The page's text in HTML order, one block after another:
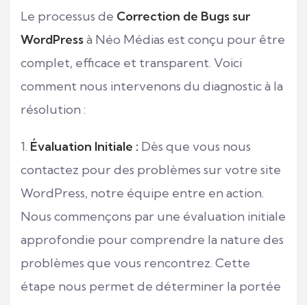
Le processus de Correction de Bugs sur
WordPressà Néo Médias est conçu pour être
complet, efficace et transparent. Voici
comment nous intervenons du diagnostic à la
résolution :
Évaluation Initiale : Dès que vous nous
contactez pour des problèmes sur votre site
WordPress, notre équipe entre en action.
Nous commençons par une évaluation initiale
approfondie pour comprendre la nature des
problèmes que vous rencontrez. Cette
étape nous permet de déterminer la portée